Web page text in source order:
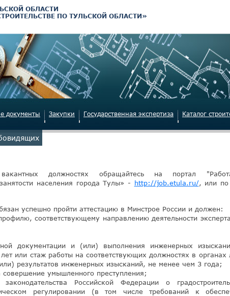
ОБЛАСТИ
ПО ТУЛЬСКОЙ ОБЛАСТИ»
документы Закупки Государственная экспертиза Каталог
должностях обращайтесь на портал
населения города Тулы» - http://job.etula.ru/, или по
успешно пройти аттестацию в Минстрое России и должен:
соответствующему направлению деятельности
документации и (или) выполнения инженерных
или стаж работы на соответствующих должностях в органах
результатов инженерных изысканий, не менее чем 3 года;
умышленного преступления;
Российской Федерации о
регулировании (в том числе требований к